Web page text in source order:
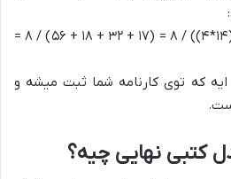
((۱۷*۱) + (۱۶*۲) + (۱۸*۱) + (۱۴*۴)) / ۸ = (۱۷ + ۳۲ + ۱۸ + ۵۶) / ۸ =
همون نمره ایه که توی کارنامه شما ثبت میشه و
کتبی نهایی چیه؟